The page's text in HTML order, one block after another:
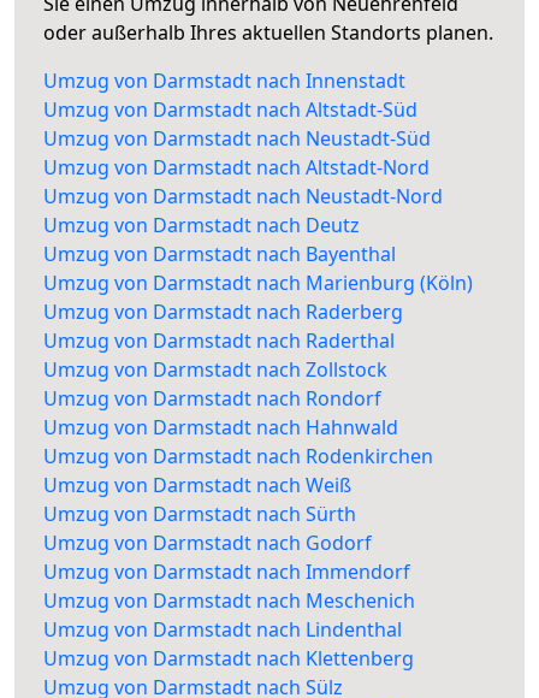
oder außerhalb Ihres aktuellen Standorts planen.
Umzug von Darmstadt nach Innenstadt
Umzug von Darmstadt nach Altstadt-Süd
Umzug von Darmstadt nach Neustadt-Süd
Umzug von Darmstadt nach Altstadt-Nord
Umzug von Darmstadt nach Neustadt-Nord
Umzug von Darmstadt nach Deutz
Umzug von Darmstadt nach Bayenthal
Umzug von Darmstadt nach Marienburg (Köln)
Umzug von Darmstadt nach Raderberg
Umzug von Darmstadt nach Raderthal
Umzug von Darmstadt nach Zollstock
Umzug von Darmstadt nach Rondorf
Umzug von Darmstadt nach Hahnwald
Umzug von Darmstadt nach Rodenkirchen
Umzug von Darmstadt nach Weiß
Umzug von Darmstadt nach Sürth
Umzug von Darmstadt nach Godorf
Umzug von Darmstadt nach Immendorf
Umzug von Darmstadt nach Meschenich
Umzug von Darmstadt nach Lindenthal
Umzug von Darmstadt nach Klettenberg
Umzug von Darmstadt nach Sülz